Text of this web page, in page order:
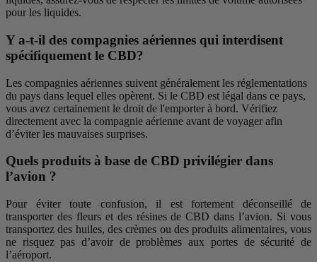
pour les liquides.
Y a-t-il des compagnies aériennes qui interdisent
spécifiquement le CBD?
Les compagnies aériennes suivent généralement les réglementations
du pays dans lequel elles opèrent. Si le CBD est légal dans ce pays,
vous avez certainement le droit de l'emporter à bord. Vérifiez
directement avec la compagnie aérienne avant de voyager afin
d’éviter les mauvaises surprises.
Quels produits à base de CBD privilégier dans
l’avion ?
Pour éviter toute confusion, il est fortement déconseillé de
transporter des fleurs et des résines de CBD dans l’avion. Si vous
transportez des huiles, des crèmes ou des produits alimentaires, vous
ne risquez pas d’avoir de problèmes aux portes de sécurité de
l’aéroport.